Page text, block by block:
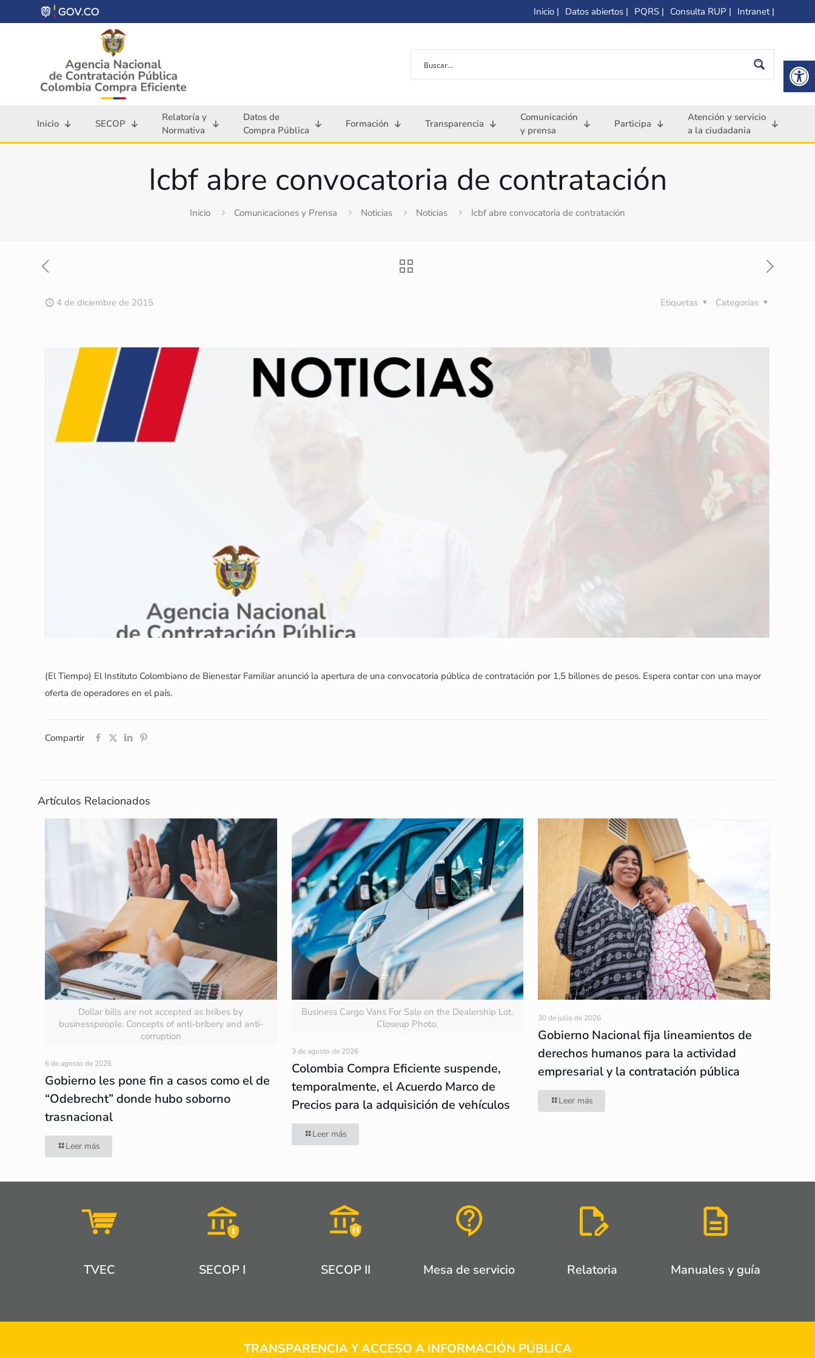
Inicio | Datos abiertos | PQRS | Consulta RUP | Intranet |
Inicio SECOP
Relatoría y
Normativa
Datos de
Compra Pública
Formación Transparencia
Comunicación
y prensa
Participa
Atención y servicio
a la ciudadania
Icbf abre convocatoria de contratación
Inicio Comunicaciones y Prensa Noticias Noticias Icbf abre convocatoria de contratación
4 de diciembre de 2015 Categorías
Etiquetas
(El Tiempo) El Instituto Colombiano de Bienestar Familiar anunció la apertura de una convocatoria pública de contratación por 1,5 billones de pesos. Espera contar con una mayor
oferta de operadores en el país.
Compartir
Artículos Relacionados
Dollar bills are not accepted as bribes by
businesspeople. Concepts of anti-bribery and anti-
corruption
6 de agosto de 2026
Gobierno les pone fin a casos como el de
“Odebrecht” donde hubo soborno
trasnacional
Leer más
Business Cargo Vans For Sale on the Dealership Lot.
Closeup Photo.
3 de agosto de 2026
Colombia Compra Eficiente suspende,
temporalmente, el Acuerdo Marco de
Precios para la adquisición de vehículos
Leer más
30 de julio de 2026
Gobierno Nacional fija lineamientos de
derechos humanos para la actividad
empresarial y la contratación pública
Leer más
TVEC SECOP I SECOP II Mesa de servicio Relatoria Manuales y guía
TRANSPARENCIA Y ACCESO A INFORMACIÓN PÚBLICA